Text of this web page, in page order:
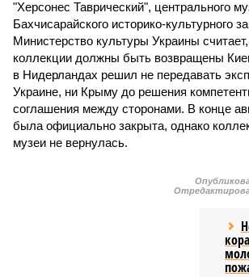
"Херсонес Таврический", центрального
Бахчисарайского историко-культурного
Министерство культуры Украины
коллекции должны быть возвращены
в Нидерландах решил не передавать
Украине, ни Крыму до решения
соглашения между сторонами. В конце
была официально закрыта, однако
музеи не вернулась.